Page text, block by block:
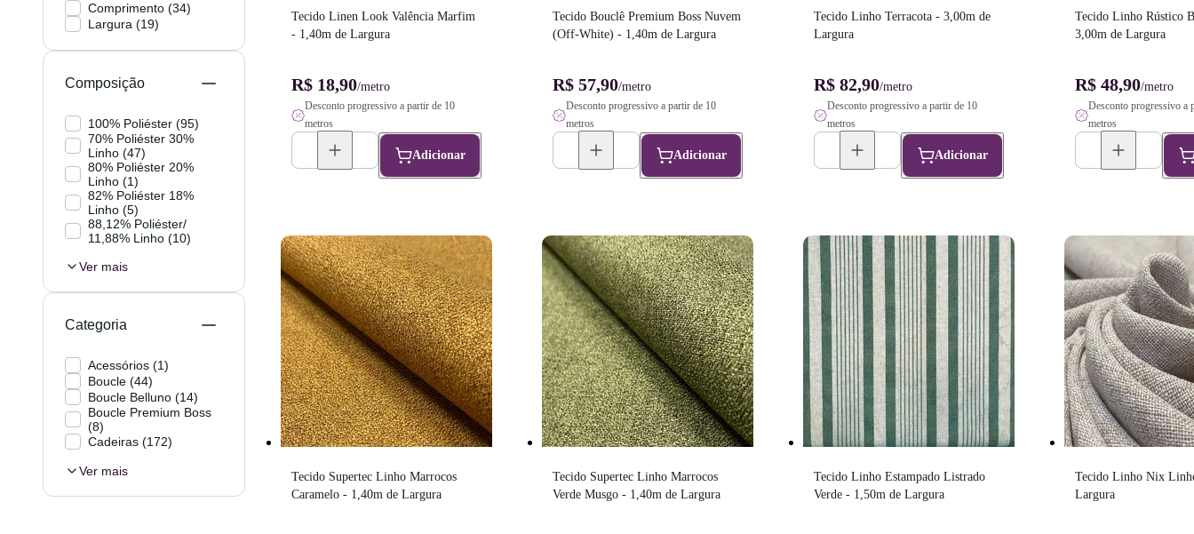
Comprimento (34)
Largura (19)
Composição
100% Poliéster (95)
70% Poliéster 30%
Linho (47)
80% Poliéster 20%
Linho (1)
82% Poliéster 18%
Linho (5)
88,12% Poliéster/
11,88% Linho (10)
Ver mais
Categoria
Acessórios (1)
Boucle (44)
Boucle Belluno (14)
Boucle Premium Boss
(8)
Cadeiras (172)
Ver mais
Tecido Linen Look Valência Marfim
- 1,40m de Largura
R$ 18,90/metro
Desconto progressivo a partir de 10
metros
Adicionar
Tecido Bouclê Premium Boss Nuvem
(Off-White) - 1,40m de Largura
R$ 57,90/metro
Desconto progressivo a partir de 10
metros
Adicionar
Tecido Linho Terracota - 3,00m de
Largura
R$ 82,90/metro
Desconto progressivo a partir de 10
metros
Adicionar
Tecido Linho Rústico
3,00m de Largura
R$ 48,90/metro
Desconto progressivo a
metros
Tecido Supertec Linho Marrocos
Caramelo - 1,40m de Largura
Tecido Supertec Linho Marrocos
Verde Musgo - 1,40m de Largura
Tecido Linho Estampado Listrado
Verde - 1,50m de Largura
Tecido Linho Nix
Largura